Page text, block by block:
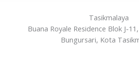
Tasikmalaya
Buana Royale Residence Blok J-
Bungursari, Kota